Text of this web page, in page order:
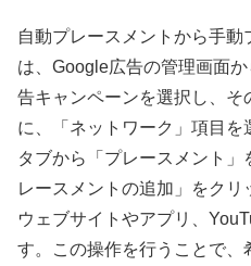
自動プレースメントから手動
は、Google広告の管理画面
告キャンペーンを選択し、
に、「ネットワーク」項目
タブから「プレースメント
レースメントの追加」をク
ウェブサイトやアプリ、
す。この操作を行うことで